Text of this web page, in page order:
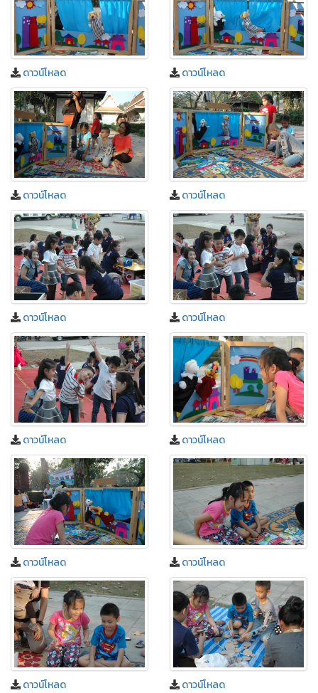
ดาวน์โหลด ดาวน์โหลด
ดาวน์โหลด ดาวน์โหลด
ดาวน์โหลด ดาวน์โหลด
ดาวน์โหลด ดาวน์โหลด
ดาวน์โหลด ดาวน์โหลด
ดาวน์โหลด ดาวน์โหลด